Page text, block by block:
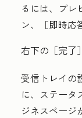
るには、プレ
ン、
［即時
右下の ［完
受信トレイの
に、ステータ
ジネスページ